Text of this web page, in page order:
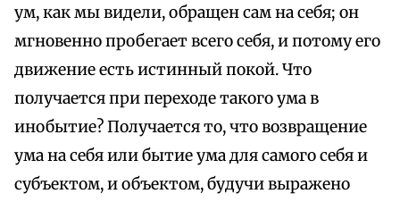
ум, как мы видели, обращен сам на себя; он
мгновенно пробегает всего себя, и потому его
движение есть истинный покой. Что
получается при переходе такого ума в
инобытие? Получается то, что возвращение
ума на себя или бытие ума для самого себя и
субъектом, и объектом, будучи выражено